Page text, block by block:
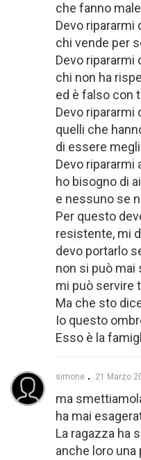
che fanno
Devo ripararmi
chi vende per
Devo ripararmi
chi non ha
ed è falso con
Devo ripararmi
quelli che
di essere
Devo ripararmi
ho bisogno di
e nessuno se
Per questo
resistente, mi
devo portarlo
non si può mai
mi può servire
Ma che sto
Io questo
Esso è la
simone 21 Marzo
ma
ha mai
La ragazza ha
anche loro